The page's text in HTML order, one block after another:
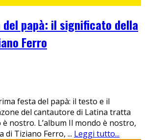
papà: il significato della
Ferro
festa del papà: il testo e il
del cantautore di Latina tratta
è nostro. L’album Il mondo è nostro,
di Tiziano Ferro, ... Leggi tutto...